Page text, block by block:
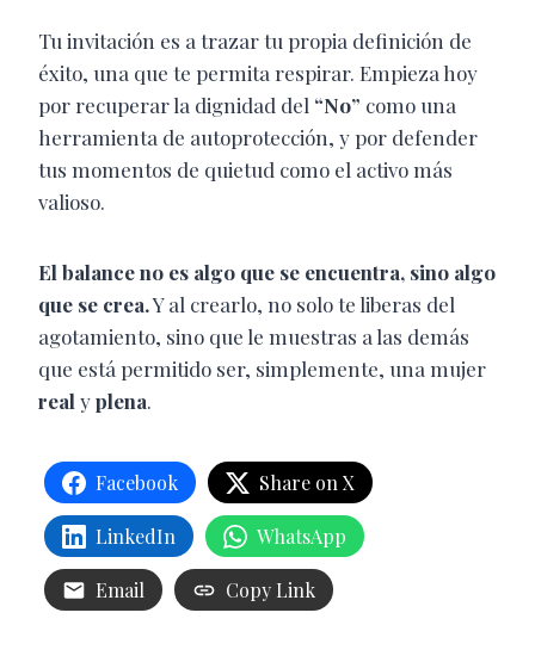
Tu invitación es a trazar tu propia definición de
éxito, una que te permita respirar. Empieza hoy
por recuperar la dignidad del “No” como una
herramienta de autoprotección, y por defender
tus momentos de quietud como el activo más
valioso.
El balance no es algo que se encuentra, sino algo
que se crea.Y al crearlo, no solo te liberas del
agotamiento, sino que le muestras a las demás
que está permitido ser, simplemente, una mujer
real yplena.
Facebook Share on X
LinkedIn WhatsApp
Email Copy Link